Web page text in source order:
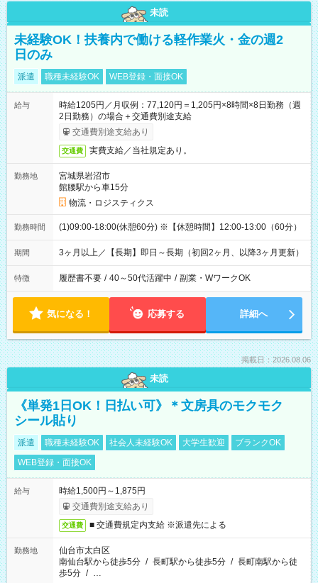
未読
未経験OK！扶養内で働ける軽作業火・金の週2
日のみ
派遣 職種未経験OK WEB登録・面接OK
給与
時給1205円／月収例：77,120円＝1,205円×8時間×8日勤務（週
2日勤務）の場合＋交通費別途支給
交通費別途支給あり
交通費 実費支給／当社規定あり。
勤務地
宮城県岩沼市
館腰駅から車15分
物流・ロジスティクス
勤務時間 (1)09:00-18:00(休憩60分) ※【休憩時間】12:00-13:00（60分）
期間 3ヶ月以上／【長期】即日～長期（初回2ヶ月、以降3ヶ月更新）
特徴 履歴書不要 / 40～50代活躍中 / 副業・WワークOK
気になる！ 応募する 詳細へ
掲載日：2026.08.06
未読
《単発1日OK！日払い可》＊文房具のモクモク
シール貼り
派遣 職種未経験OK 社会人未経験OK 大学生歓迎
ブランクOK
WEB登録・面接OK
給与
時給1,500円～1,875円
交通費別途支給あり
交通費 ■ 交通費規定内支給 ※派遣先による
勤務地
仙台市太白区
南仙台駅から徒歩5分 / 長町駅から徒歩5分 / 長町南駅から徒
歩5分 / …